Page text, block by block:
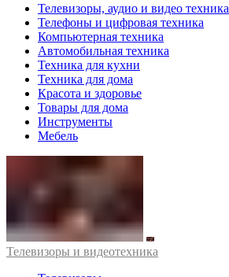
Телевизоры, аудио и видео техника
Телефоны и цифровая техника
Компьютерная техника
Автомобильная техника
Техника для кухни
Техника для дома
Красота и здоровье
Товары для дома
Инструменты
Мебель
Телевизоры и видеотехника